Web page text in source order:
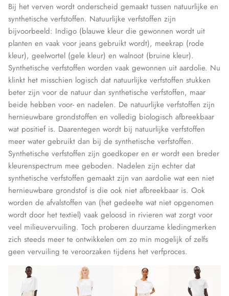
Bij het verven wordt onderscheid gemaakt tussen natuurlijke en
synthetische verfstoffen. Natuurlijke verfstoffen zijn
bijvoorbeeld: Indigo (blauwe kleur die gewonnen wordt uit
planten en vaak voor jeans gebruikt wordt), meekrap (rode
kleur), geelwortel (gele kleur) en walnoot (bruine kleur).
Synthetische verfstoffen worden vaak gewonnen uit aardolie. Nu
klinkt het misschien logisch dat natuurlijke verfstoffen stukken
beter zijn voor de natuur dan synthetische verfstoffen, maar
beide hebben voor- en nadelen. De natuurlijke verfstoffen zijn
hernieuwbare grondstoffen en volledig biologisch afbreekbaar
wat positief is. Daarentegen wordt bij natuurlijke verfstoffen
meer water gebruikt dan bij de synthetische verfstoffen.
Synthetische verfstoffen zijn goedkoper en er wordt een breder
kleurenspectrum mee geboden. Nadelen zijn echter dat
synthetische verfstoffen gemaakt zijn van aardolie wat een niet
hernieuwbare grondstof is die ook niet afbreekbaar is. Ook
worden de afvalstoffen van (het gedeelte wat niet opgenomen
wordt door het textiel) vaak geloosd in rivieren wat zorgt voor
veel milieuvervuiling. Toch proberen duurzame kledingmerken
zich steeds meer te ontwikkelen om zo min mogelijk of zelfs
geen vervuiling te veroorzaken tijdens het verfproces.